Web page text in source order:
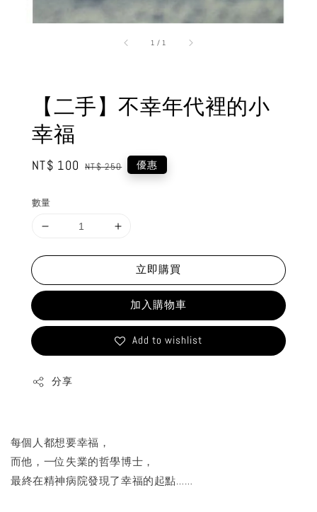
1 / 1
【二手】不幸年代裡的小
幸福
Sale
NT$ 100 Regular
NT$ 250 優惠
數量
立即購買
加入購物車
Add to wishlist
分享
每個人都想要幸福，
而他，一位失業的哲學博士，
最終在精神病院發現了幸福的起點……